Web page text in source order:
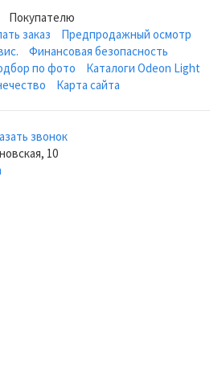
Покупателю
заказ
Предпродажный осмотр
Финансовая безопасность
по фото
Каталоги Odeon Light
Карта сайта
звонок
10